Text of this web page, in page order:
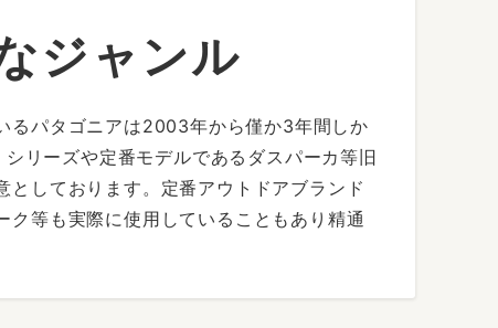
ジャンル
るパタゴニアは2003年から僅か3年間しか
リーズや定番モデルであるダスパーカ等旧
としております。定番アウトドアブランド
ク等も実際に使用していることもあり精通